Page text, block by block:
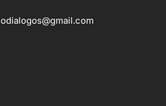
odialogos@gmail.com